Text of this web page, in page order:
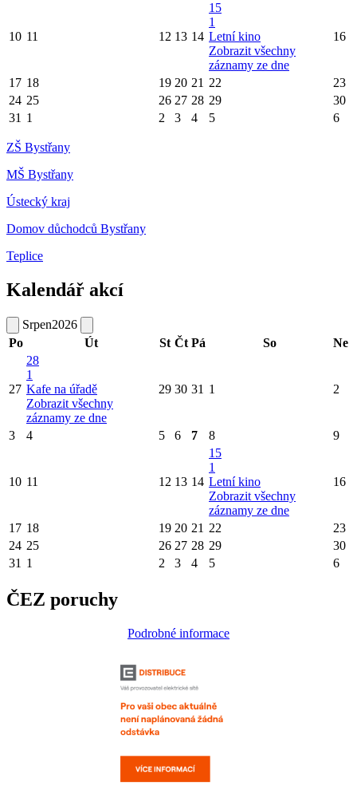
10 11 12 13 14
15
1
Letní kino
Zobrazit všechny
záznamy ze dne
16
17 18 19 20 21 22
23
24 25 26 27 28 29
30
31 1 2 3 4 5 6
ZŠ Bystřany
MŠ Bystřany
Ústecký kraj
Domov důchodců Bystřany
Teplice
Kalendář akcí
Srpen2026
Po
Út St Čt Pá So Ne
27
28
1
Kafe na úřadě
Zobrazit všechny
záznamy ze dne
29 30 31 1 2
3 4 5 6 7 8 9
10 11 12 13 14
15
1
Letní kino
Zobrazit všechny
záznamy ze dne
16
17 18 19 20 21 22
23
24 25 26 27 28 29
30
31 1 2 3 4 5 6
ČEZ poruchy
Podrobné informace